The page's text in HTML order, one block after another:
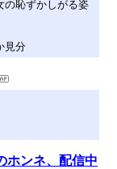
の恥ずかしがる姿
見分
ホンネ、配信中